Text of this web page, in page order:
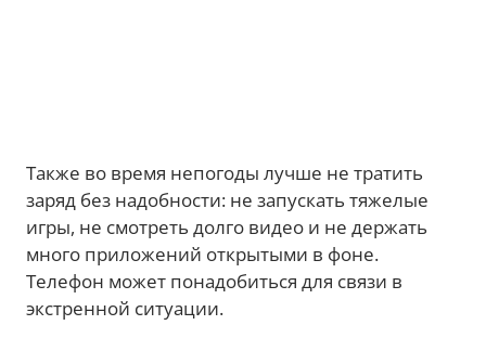
Также во время непогоды лучше не тратить
заряд без надобности: не запускать тяжелые
игры, не смотреть долго видео и не держать
много приложений открытыми в фоне.
Телефон может понадобиться для связи в
экстренной ситуации.